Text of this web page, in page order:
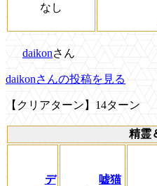
なし
daikonさん
daikonさんの投稿を見る
【クリアターン】14ターン
精霊
デ
嘘猫